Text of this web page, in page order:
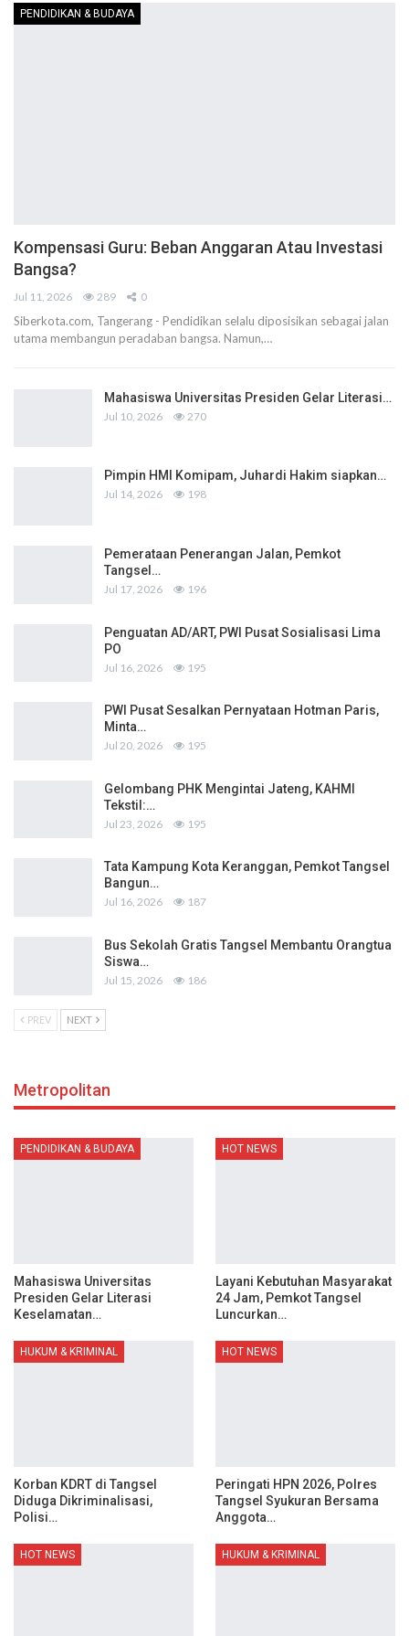
PENDIDIKAN & BUDAYA
Kompensasi Guru: Beban Anggaran Atau Investasi
Bangsa?
Jul 11, 2026 289 0
Siberkota.com, Tangerang - Pendidikan selalu diposisikan sebagai jalan
utama membangun peradaban bangsa. Namun,…
Mahasiswa Universitas Presiden Gelar Literasi…
Jul 10, 2026 270
Pimpin HMI Komipam, Juhardi Hakim siapkan…
Jul 14, 2026 198
Pemerataan Penerangan Jalan, Pemkot
Tangsel…
Jul 17, 2026 196
Penguatan AD/ART, PWI Pusat Sosialisasi Lima
PO
Jul 16, 2026 195
PWI Pusat Sesalkan Pernyataan Hotman Paris,
Minta…
Jul 20, 2026 195
Gelombang PHK Mengintai Jateng, KAHMI
Tekstil:…
Jul 23, 2026 195
Tata Kampung Kota Keranggan, Pemkot Tangsel
Bangun…
Jul 16, 2026 187
Bus Sekolah Gratis Tangsel Membantu Orangtua
Siswa…
Jul 15, 2026 186
PREV NEXT
Metropolitan
PENDIDIKAN & BUDAYA
Mahasiswa Universitas
Presiden Gelar Literasi
Keselamatan…
HOT NEWS
Layani Kebutuhan Masyarakat
24 Jam, Pemkot Tangsel
Luncurkan…
HUKUM & KRIMINAL
Korban KDRT di Tangsel
Diduga Dikriminalisasi,
Polisi…
HOT NEWS
Peringati HPN 2026, Polres
Tangsel Syukuran Bersama
Anggota…
HOT NEWS HUKUM & KRIMINAL